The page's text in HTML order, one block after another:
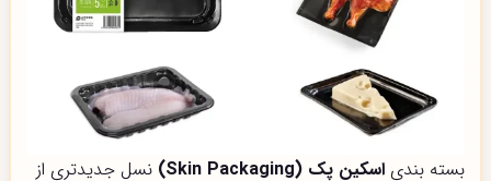
بسته بندی اسکین پک (Skin Packaging)
نسل جدیدتری از